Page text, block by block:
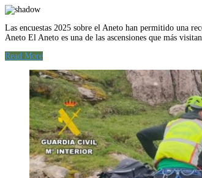
Las encuestas 2025 sobre el Aneto han permitido una
Aneto El Aneto es una de las ascensiones que más
Read More